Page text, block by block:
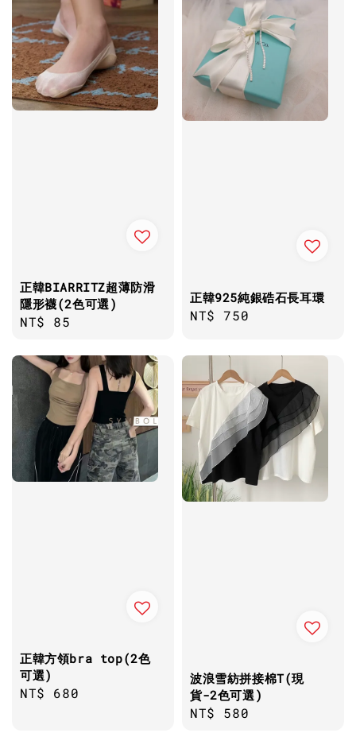
正韓BIARRITZ超薄防滑
隱形襪(2色可選)
Regular
NT$ 85
正韓925純銀硞石長耳環
Regular
NT$ 750
正韓方領bra top(2色
可選)
Regular
NT$ 680
波浪雪紡拼接棉T(現
貨-2色可選)
Regular
NT$ 580